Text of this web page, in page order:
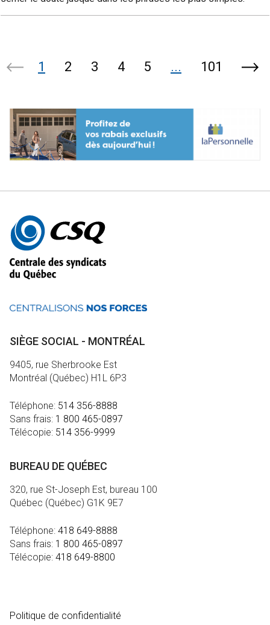
Page
1 2 3 4 5 ... 101
Autres
informations
SIÈGE SOCIAL - MONTRÉAL
9405, rue Sherbrooke Est
Montréal (Québec) H1L 6P3
Téléphone: 514 356-8888
Sans frais: 1 800 465-0897
Télécopie: 514 356-9999
BUREAU DE QUÉBEC
320, rue St-Joseph Est, bureau 100
Québec (Québec) G1K 9E7
Téléphone: 418 649-8888
Sans frais: 1 800 465-0897
Télécopie: 418 649-8800
Politique de confidentialité